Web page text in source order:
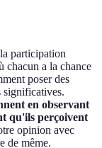
participation
chacun a la chance
poser des
significatives.
en observant
qu'ils perçoivent
opinion avec
de même.